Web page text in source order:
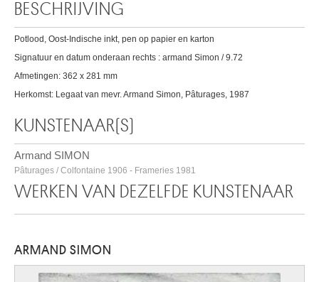
BESCHRIJVING
Potlood, Oost-Indische inkt, pen op papier en karton
Signatuur en datum onderaan rechts : armand Simon / 9.72
Afmetingen: 362 x 281 mm
Herkomst: Legaat van mevr. Armand Simon, Pâturages, 1987
KUNSTENAAR(S)
Armand SIMON
Pâturages / Colfontaine 1906 - Frameries 1981
WERKEN VAN DEZELFDE KUNSTENAAR
ARMAND SIMON